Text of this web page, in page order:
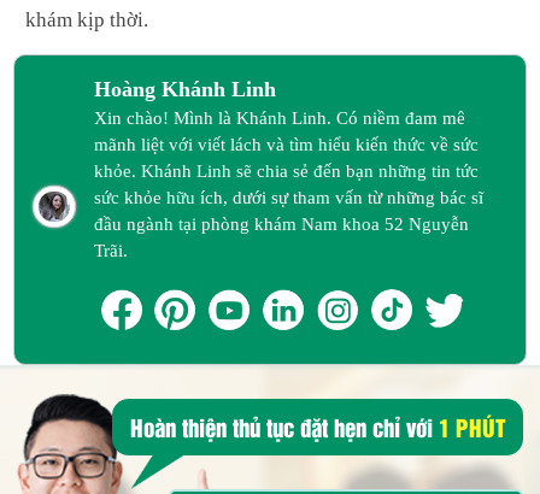
khám kịp thời.
Hoàng Khánh Linh
Xin chào! Mình là Khánh Linh. Có niềm đam mê
mãnh liệt với viết lách và tìm hiểu kiến thức về sức
khỏe. Khánh Linh sẽ chia sẻ đến bạn những tin tức
sức khỏe hữu ích, dưới sự tham vấn từ những bác sĩ
đầu ngành tại phòng khám Nam khoa 52 Nguyễn
Trãi.
Hoàn thiện thủ tục đặt hẹn chỉ với 1 PHÚT